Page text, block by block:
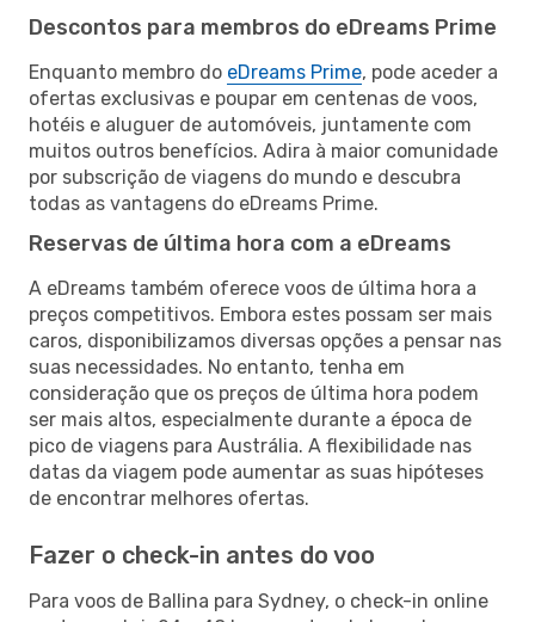
Descontos para membros do eDreams Prime
Enquanto membro do eDreams Prime, pode aceder a
ofertas exclusivas e poupar em centenas de voos,
hotéis e aluguer de automóveis, juntamente com
muitos outros benefícios. Adira à maior comunidade
por subscrição de viagens do mundo e descubra
todas as vantagens do eDreams Prime.
Reservas de última hora com a eDreams
A eDreams também oferece voos de última hora a
preços competitivos. Embora estes possam ser mais
caros, disponibilizamos diversas opções a pensar nas
suas necessidades. No entanto, tenha em
consideração que os preços de última hora podem
ser mais altos, especialmente durante a época de
pico de viagens para Austrália. A flexibilidade nas
datas da viagem pode aumentar as suas hipóteses
de encontrar melhores ofertas.
Fazer o check-in antes do voo
Para voos de Ballina para Sydney, o check-in online